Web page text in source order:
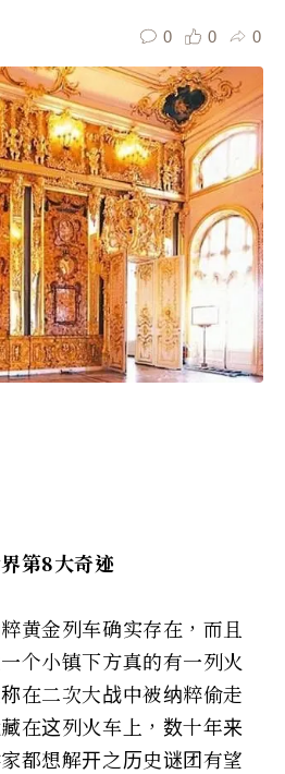
0 0 0
第8大奇迹
黄金列车确实存在，而且
个小镇下方真的有一列火
在二次大战中被纳粹偷走
在这列火车上，数十年来
都想解开之历史谜团有望